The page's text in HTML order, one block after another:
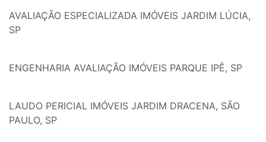
AVALIAÇÃO ESPECIALIZADA IMÓVEIS JARDIM LÚCIA,
SP
ENGENHARIA AVALIAÇÃO IMÓVEIS PARQUE IPÊ, SP
LAUDO PERICIAL IMÓVEIS JARDIM DRACENA, SÃO
PAULO, SP